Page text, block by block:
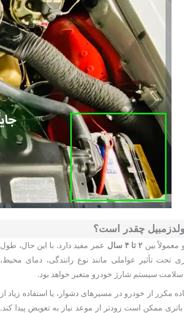
چقدر است؟
معمولاً بین۲ تا ۴ سال
عمر مفید دارد. با این حال، طول
تحت تأثیر عواملی مانند نوع رانندگی، دمای محیط،
سلامت سیستم شارژ خودرو متغیر خواهد بود.
مکرر از خودرو در مسیرهای دشوار، یا استفاده زیاد از
ممکن است زودتر از موعد نیاز به تعویض پیدا کند.